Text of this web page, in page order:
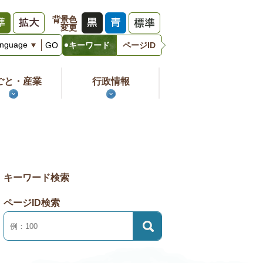
背景色
変更
GO
キーワード ページID
キ
ー
と・産業 行政情報
キーワード検索
ページID検索